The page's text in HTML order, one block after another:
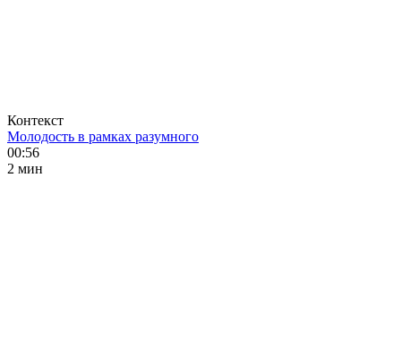
Контекст
Молодость в рамках разумного
00:56
2 мин